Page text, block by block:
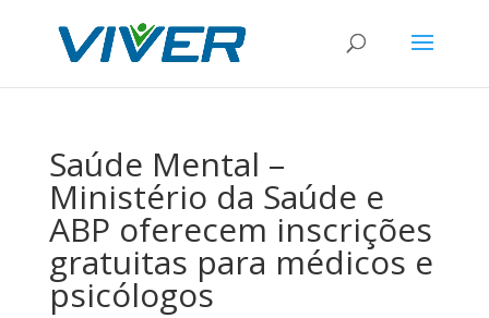
Saúde Mental –
Ministério da Saúde e
ABP oferecem inscrições
gratuitas para médicos e
psicólogos